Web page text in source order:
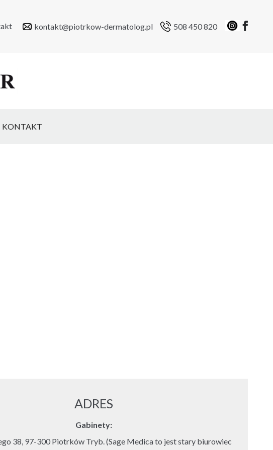
kontakt@piotrkow-dermatolog.pl 508 450 820
KONTAKT
ADRES
Gabinety:
38, 97-300 Piotrków Tryb. (Sage Medica to jest stary biurowiec